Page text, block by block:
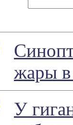
жары
У